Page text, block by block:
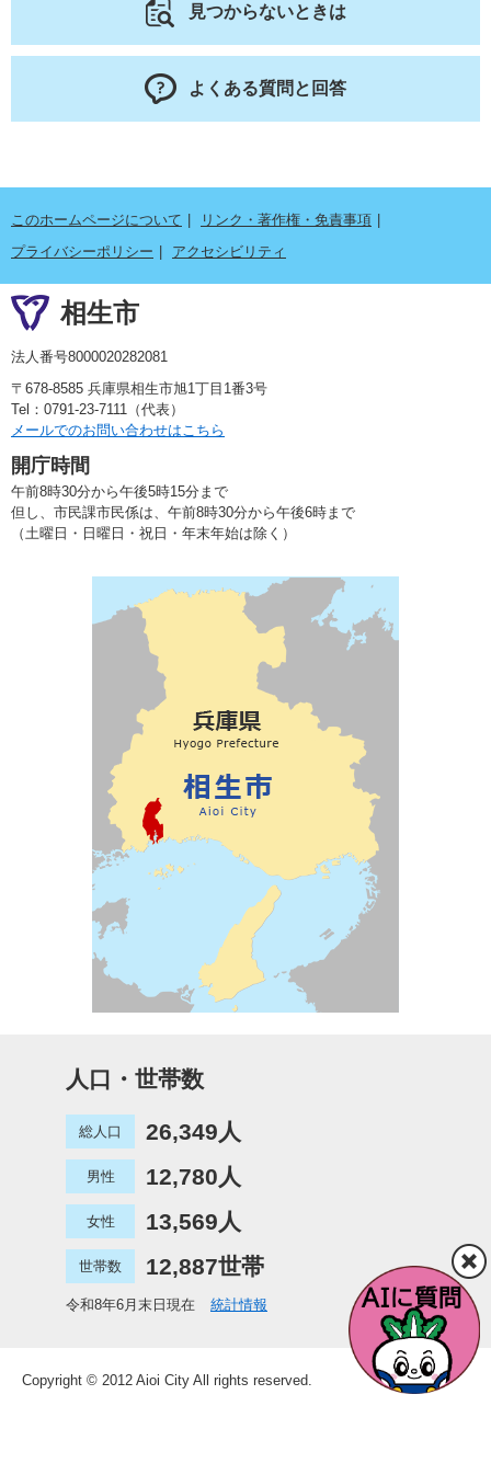
見つからないときは
よくある質問と回答
このホームページについて
リンク・著作権・免責事項
プライバシーポリシー
アクセシビリティ
相生市
法人番号8000020282081
〒678-8585 兵庫県相生市旭1丁目1番3号
Tel：0791-23-7111（代表）
メールでのお問い合わせはこちら
開庁時間
午前8時30分から午後5時15分まで
但し、市民課市民係は、午前8時30分から午後6時まで
（土曜日・日曜日・祝日・年末年始は除く）
人口・世帯数
総人口 26,349人
男性 12,780人
女性 13,569人
世帯数 12,887世帯
令和8年6月末日現在 統計情報
Copyright © 2012 Aioi City All rights reserved.